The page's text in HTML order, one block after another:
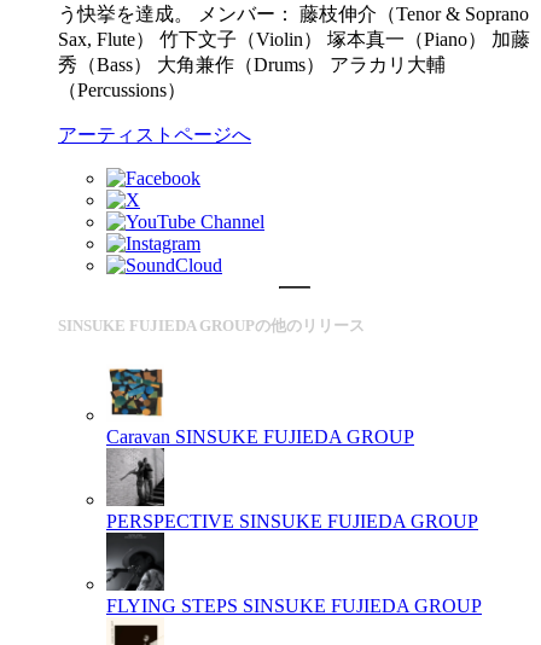
う快挙を達成。 メンバー： 藤枝伸介（Tenor & Soprano
Sax, Flute） 竹下文子（Violin） 塚本真一（Piano） 加藤
秀（Bass） 大角兼作（Drums） アラカリ大輔
（Percussions）
アーティストページへ
SINSUKE FUJIEDA GROUPの他のリリース
Caravan SINSUKE FUJIEDA GROUP
PERSPECTIVE SINSUKE FUJIEDA GROUP
FLYING STEPS SINSUKE FUJIEDA GROUP